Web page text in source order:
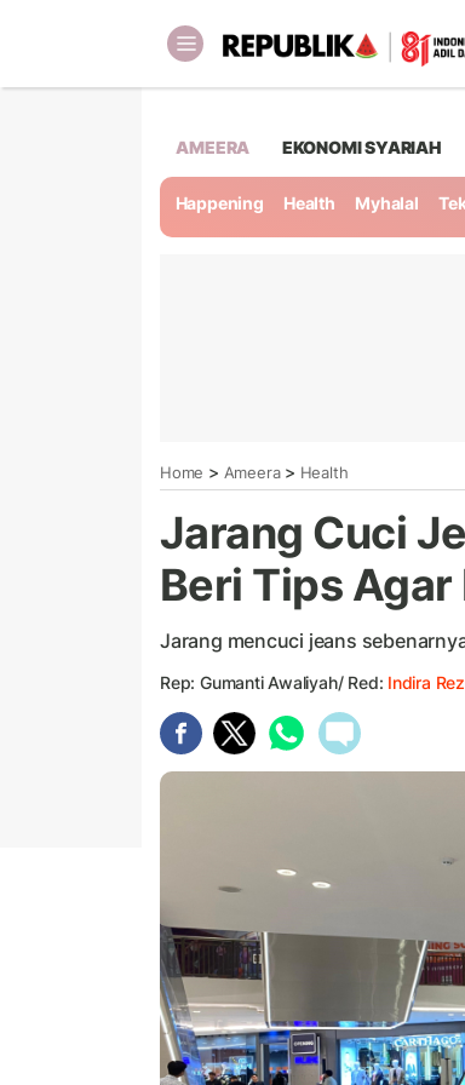
AMEERA EKONOMI SYARIAH
Happening Health Myhalal
Home > Ameera> Health
Jarang Cuci
Beri Tips
Jarang mencuci jeans
Rep: Gumanti Awaliyah/ Red: Indira